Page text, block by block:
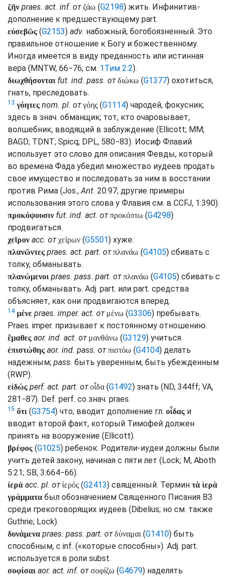
ζῆν praes. act. inf. от ζάω (G2198) жить. Инфинитив-
дополнение к предшествующему part.
εὐσεβῶς (G2153) adv. набожный, богобоязненный. Это
правильное отношение к Богу и божественному.
Иногда имеется в виду преданность или истинная
вера (MNTW, 66−76; см. 1Тим 2:2).
διωχθήσονται fut. ind. pass. от διώκω (G1377) охотиться,
гнать, преследовать.
13 γόητες nom. pl. от γόης (G1114) чародей, фокусник;
здесь в знач. обманщик; тот, кто очаровывает,
волшебник, вводящий в заблуждение (Ellicott; MM;
BAGD; TDNT; Spicq; DPL, 580−83). Иосиф Флавий
использует это слово для описания Февды, который
во времена Фада убедил множество иудеев продать
свое имущество и последовать за ним в восстании
против Рима (Jos.,Ant. 20:97; другие примеры
использования этого слова у Флавия см. в CCFJ, 1:390).
προκόψουσιν fut. ind. act. от προκόπτω (G4298)
продвигаться.
χεῖρον acc. от χείρων (G5501) хуже.
πλανῶντες praes. act. part. от πλανάω (G4105) сбивать с
толку, обманывать.
πλανώμενοι praes. pass. part. от πλανάω (G4105) сбивать с
толку, обманывать. Adj. part. или part. средства
объясняет, как они продвигаются вперед.
14 μένε praes. imper. act. от μένω (G3306) пребывать.
Praes. imper. призывает к постоянному отношению.
ἔμαθες aor. ind. act. от μανθάνω (G3129) учиться.
ἐπιστώθης aor. ind. pass. от πιστόω (G4104) делать
надежным; pass. быть уверенным, быть убежденным
(RWP).
εἰδώς perf. act. part. от οἶδα (G1492) знать (ND, 344ff; VA,
281−87). Def. perf. со знач. praes.
15 ὅτι (G3754) что; вводит дополнение гл. οἶδας и
вводит второй факт, который Тимофей должен
принять на вооружение (Ellicott).
βρέφος (G1025) ребенок. Родители-иудеи должны были
учить детей закону, начиная с пяти лет (Lock; M, Aboth
5:21; SB, 3:664−66).
ἱερά acc. pl. от ἱερός (G2413) священный. Термин τὰ ἱερὰ
γράμματα был обозначением Священного Писания ВЗ
среди грекоговорящих иудеев (Dibelius; но см. также
Guthrie; Lock).
δυνάμενα praes. pass. part. от δύναμαι(G1410) быть
способным, с inf. («которые способны»). Adj. part.
используется в роли subst.
σοφίσαι aor. act. inf. от σοφίζω (G4679) наделять